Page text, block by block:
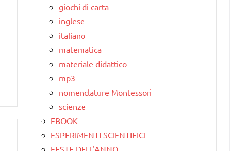
giochi di carta
inglese
italiano
matematica
materiale didattico
mp3
nomenclature Montessori
scienze
EBOOK
ESPERIMENTI SCIENTIFICI
FESTE DELL'ANNO